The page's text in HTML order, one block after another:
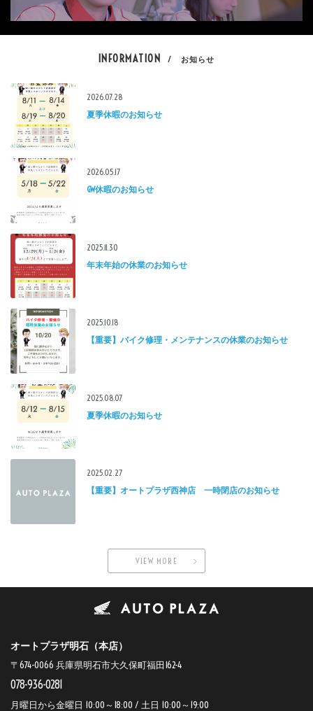
INFORMATION / お知らせ
2026.07.28
夏季休暇のお知らせ
2026.05.17
GW休暇のお知らせ
2025.11.30
年末年始の休業のお知らせ
2025.10.18
【重要】バイク修理・メンテナンスの休業のお知らせ
2025.08.07
夏季休暇のお知らせ
2025.02.27
【重要】オートプラザ西神店 一時閉店のお知らせ
VIEW MORE
オートプラザ明石（本店）
〒674-0066 兵庫県明石市大久保町福田162-4
078-936-0281
月曜日から金曜日 10:00～18:00 / 土日 10:00～19:00